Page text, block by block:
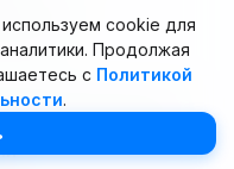
В.В.). Все права
cookie для
Продолжая
с Политикой
.